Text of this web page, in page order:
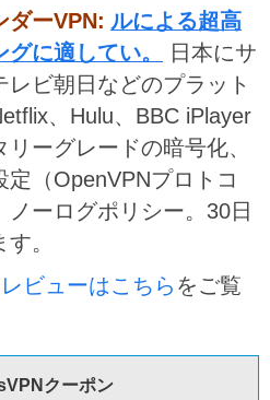
ダーVPN: ルによる超高
に適してい。
日本にサ
ビ朝日などのプラット
、Hulu、BBC iPlayer
ーグレードの暗号化、
（OpenVPNプロトコ
ーログポリシー。30日
。
ビューはこちら をご覧
クーポン